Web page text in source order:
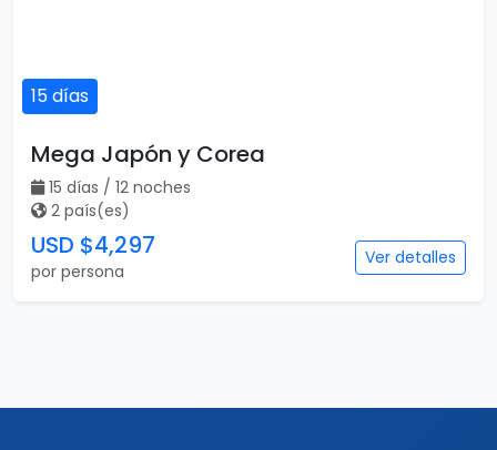
15 días
Mega Japón y Corea
15 días / 12 noches
2 país(es)
USD $4,297
por persona
Ver detalles